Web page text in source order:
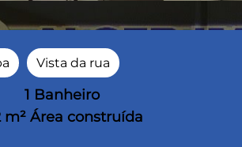
Vista da rua
1 Banheiro
m² Área construída